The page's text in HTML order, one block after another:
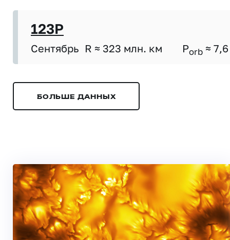
123P
Сентябрь R ≈ 323 млн. км Porb ≈ 7,6
БОЛЬШЕ ДАННЫХ